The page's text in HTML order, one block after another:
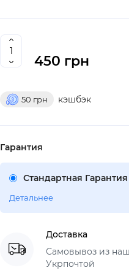
450 грн
50 грн кэшбэк
Гарантия
Стандартная
Детальнее
Доставка
Самовывоз из
Укрпочтой